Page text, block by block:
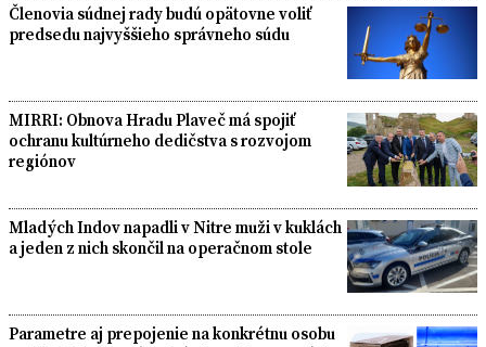
Členovia súdnej rady budú opätovne voliť
predsedu najvyššieho správneho súdu
MIRRI: Obnova Hradu Plaveč má spojiť
ochranu kultúrneho dedičstva s rozvojom
regiónov
Mladých Indov napadli v Nitre muži v kuklách
a jeden z nich skončil na operačnom stole
Parametre aj prepojenie na konkrétnu osobu